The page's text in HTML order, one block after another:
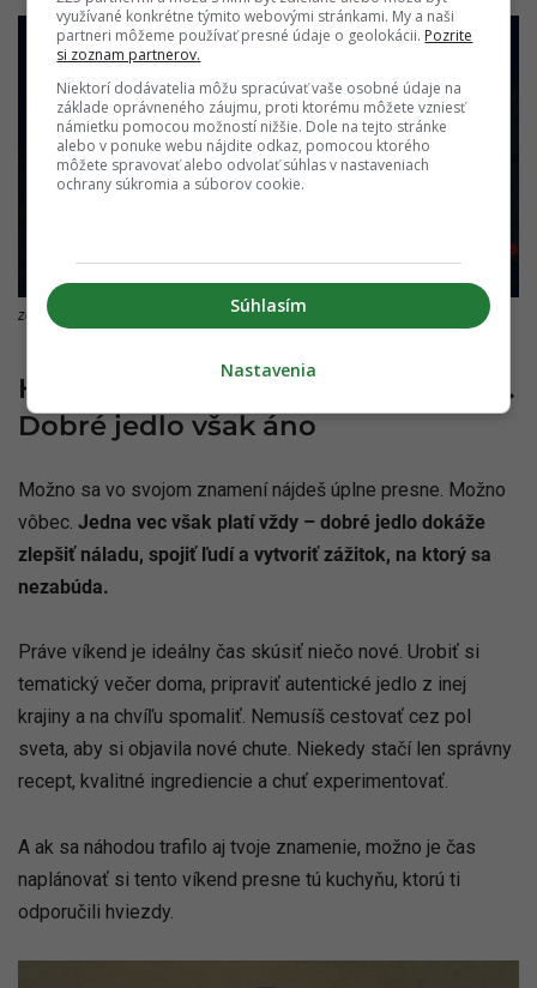
zdroj: Canva
Horoskop netreba brať príliš vážne.
Dobré jedlo však áno
Možno sa vo svojom znamení nájdeš úplne presne. Možno
vôbec. Jedna vec však platí vždy – dobré jedlo dokáže
zlepšiť náladu, spojiť ľudí a vytvoriť zážitok, na ktorý sa
nezabúda.
Práve víkend je ideálny čas skúsiť niečo nové. Urobiť si
tematický večer doma, pripraviť autentické jedlo z inej
krajiny a na chvíľu spomaliť. Nemusíš cestovať cez pol
sveta, aby si objavila nové chute. Niekedy stačí len správny
recept, kvalitné ingrediencie a chuť experimentovať.
A ak sa náhodou trafilo aj tvoje znamenie, možno je čas
naplánovať si tento víkend presne tú kuchyňu, ktorú ti
odporučili hviezdy.
využívané konkrétne týmito webovými stránkami. My a naši
partneri môžeme používať presné údaje o geolokácii. Pozrite
si zoznam partnerov.
Niektorí dodávatelia môžu spracúvať vaše osobné údaje na
základe oprávneného záujmu, proti ktorému môžete vzniesť
námietku pomocou možností nižšie. Dole na tejto stránke
alebo v ponuke webu nájdite odkaz, pomocou ktorého
môžete spravovať alebo odvolať súhlas v nastaveniach
ochrany súkromia a súborov cookie.
Súhlasím
Nastavenia